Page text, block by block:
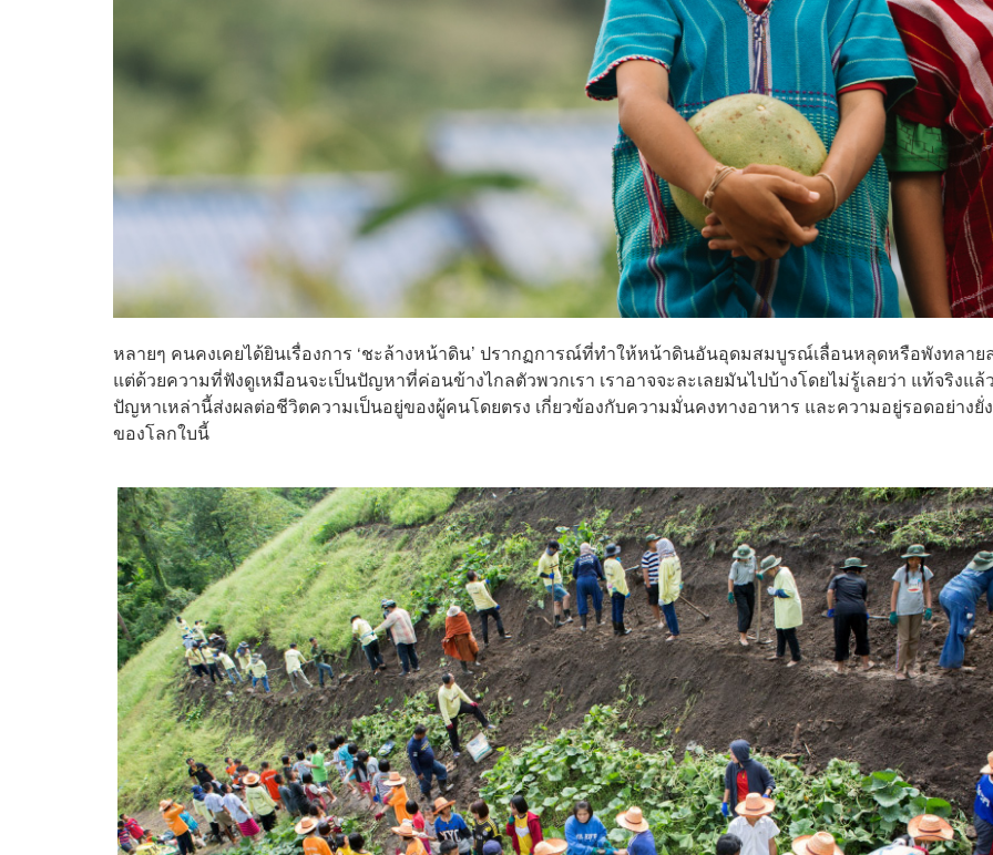
หลายๆ คนคงเคยได้ยินเรื่องการ ‘ชะล้างหน้าดิน’ ปรากฏการณ์ที่ทำให้หน้าดินอันอุดมสมบูรณ์เลื่อนหลุดหรือพังทลาย
แต่ด้วยความที่ฟังดูเหมือนจะเป็นปัญหาที่ค่อนข้างไกลตัวพวกเรา เราอาจจะละเลยมันไปบ้างโดยไม่รู้เลยว่า แท้จริงแล้
ปัญหาเหล่านี้ส่งผลต่อชีวิตความเป็นอยู่ของผู้คนโดยตรง เกี่ยวข้องกับความมั่นคงทางอาหาร และความอยู่รอดอย่างยั่
ของโลกใบนี้